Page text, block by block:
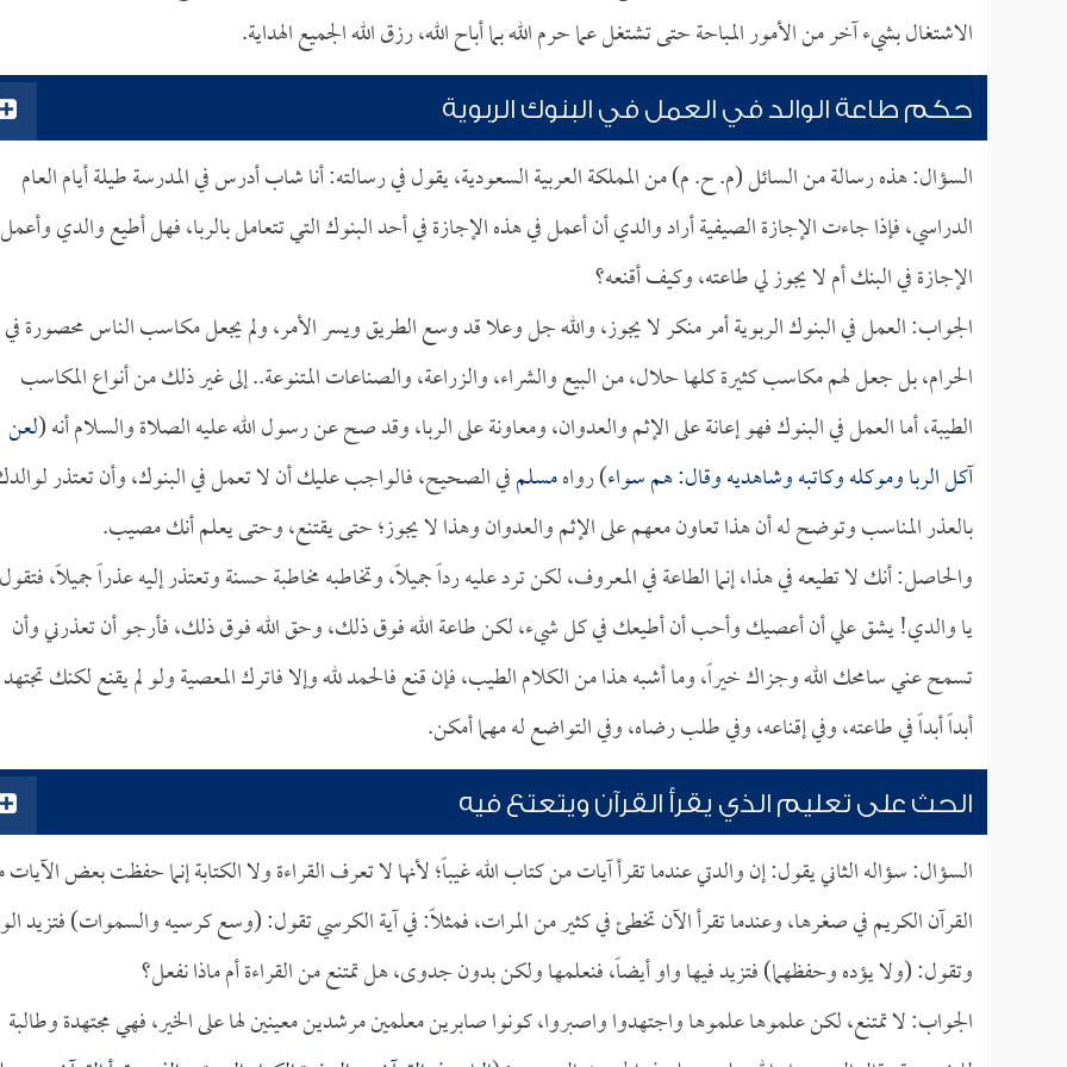
الاشتغال بشيء آخر من الأمور المباحة حتى تشتغل عما حرم الله بما أباح الله، رزق الله الجميع الهداية.
حكم طاعة الوالد في العمل في البنوك الربوية
السؤال: هذه رسالة من السائل (م. ح. م) من المملكة العربية السعودية، يقول في رسالته: أنا شاب أدرس في المدرسة طيلة أيام العام
الدراسي، فإذا جاءت الإجازة الصيفية أراد والدي أن أعمل في هذه الإجازة في أحد البنوك التي تتعامل بالربا، فهل أطيع والدي
الإجازة في البنك أم لا يجوز لي طاعته، وكيف أقنعه؟
الجواب: العمل في البنوك الربوية أمر منكر لا يجوز، والله جل وعلا قد وسع الطريق ويسر الأمر، ولم يجعل مكاسب الناس محصورة في
الحرام، بل جعل لهم مكاسب كثيرة كلها حلال، من البيع والشراء، والزراعة، والصناعات المتنوعة.. إلى غير ذلك من أنواع المكاسب
الطيبة، أما العمل في البنوك فهو إعانة على الإثم والعدوان، ومعاونة على الربا، وقد صح عن رسول الله عليه الصلاة والسلام أنه (لعن
آكل الربا وموكله وكاتبه وشاهديه وقال: هم سواء) رواهمسلمفي الصحيح، فالواجب عليك أن لا تعمل في البنوك، وأن تعتذر
بالعذر المناسب وتوضح له أن هذا تعاون معهم على الإثم والعدوان وهذا لا يجوز؛ حتى يقتنع، وحتى يعلم أنك مصيب.
والحاصل: أنك لا تطيعه في هذا، إنما الطاعة في المعروف، لكن ترد عليه رداً جميلاً، وتخاطبه مخاطبة حسنة وتعتذر إليه عذراً جميلاً،
يا والدي! يشق علي أن أعصيك وأحب أن أطيعك في كل شيء، لكن طاعة الله فوق ذلك، وحق الله فوق ذلك، فأرجو أن تعذرني وأن
تسمح عني سامحك الله وجزاك خيراً، وما أشبه هذا من الكلام الطيب، فإن قنع فالحمد لله وإلا فاترك المعصية ولو لم يقنع لكنك تجتهد
أبداً أبداً في طاعته، وفي إقناعه، وفي طلب رضاه، وفي التواضع له مهما أمكن.
الحث على تعليم الذي يقرأ القرآن ويتعتع فيه
السؤال: سؤاله الثاني يقول: إن والدتي عندما تقرأ آيات من كتاب الله غيباً؛ لأنها لا تعرف القراءة ولا الكتابة إنما حفظت بعض
القرآن الكريم في صغرها، وعندما تقرأ الآن تخطئ في كثير من المرات، فمثلاً: في آية الكرسي تقول: (وسع كرسيه والسموات) فتزيد
وتقول: (ولا يؤده وحفظهما) فتزيد فيها واو أيضاً، فنعلمها ولكن بدون جدوى، هل تمتنع من القراءة أم ماذا نفعل؟
الجواب: لا تمتنع، لكن علموها علموها واجتهدوا واصبروا، كونوا صابرين معلمين مرشدين معينين لها على الخير، فهي مجتهدة وطالبة